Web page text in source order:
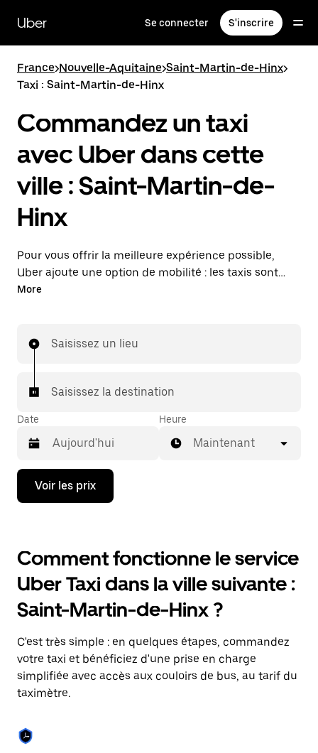
contenu
principal
Uber Se connecter S'inscrire
France>Nouvelle-Aquitaine>Saint-Martin-de-Hinx>
Taxi : Saint-Martin-de-Hinx
Commandez un taxi
avec Uber dans cette
ville : Saint-Martin-de-
Hinx
Pour vous offrir la meilleure expérience possible,
Uber ajoute une option de mobilité : les taxis sont
maintenant disponibles dans l'application. Uber Taxi :
More
Saisissez un lieu
Saisissez la destination
Date
Appuyez
la
bas
pour
ouvrir
le
calendrier
et
une
date.
Appuyez
sur
la
pour
fermer
Heure
Maintenant
Voir les prix
Comment fonctionne le service
Uber Taxi dans la ville suivante :
Saint-Martin-de-Hinx ?
C'est très simple : en quelques étapes, commandez
votre taxi et bénéficiez d'une prise en charge
simplifiée avec accès aux couloirs de bus, au tarif du
taximètre.